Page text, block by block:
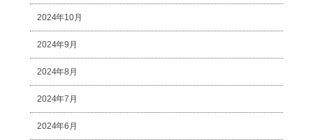
2024年10月
2024年9月
2024年8月
2024年7月
2024年6月